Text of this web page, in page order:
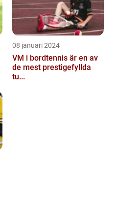
08 januari 2024
VM i bordtennis är en av
de mest prestigefyllda
tu...